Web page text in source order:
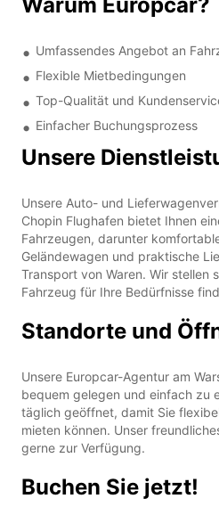
Umfassendes Angebot an
Flexible Mietbedingungen
Top-Qualität und
Einfacher Buchungsprozess
Unsere
Unsere Auto- und
Chopin Flughafen bietet Ihnen
Fahrzeugen, darunter
Geländewagen und praktische
Transport von Waren. Wir stellen
Fahrzeug für Ihre Bedürfnisse
Standorte und
Unsere Europcar-Agentur am
bequem gelegen und einfach zu
täglich geöffnet, damit Sie
mieten können. Unser
gerne zur Verfügung.
Buchen Sie jetzt!